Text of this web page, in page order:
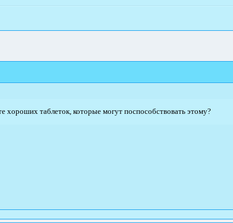
хороших таблеток, которые могут поспособствовать этому?